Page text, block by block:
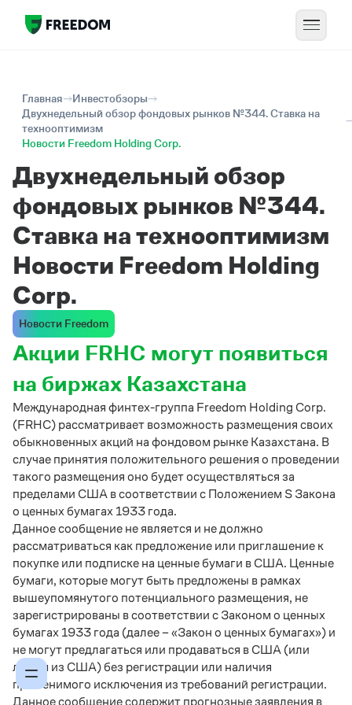
Главная
Инвестобзоры
Двухнедельный обзор фондовых рынков №344. Ставка на
технооптимизм
Новости Freedom Holding Corp.
Двухнедельный обзор
фондовых рынков №344.
Ставка на технооптимизм
Новости Freedom Holding
Corp.
Новости Freedom
Акции FRHC могут появиться
на биржах Казахстана
Международная финтех-группа Freedom Holding Corp.
(FRHC) рассматривает возможность размещения своих
обыкновенных акций на фондовом рынке Казахстана. В
случае принятия положительного решения о проведении
такого размещения оно будет осуществляться за
пределами США в соответствии с Положением S Закона
о ценных бумагах 1933 года.
Данное сообщение не является и не должно
рассматриваться как предложение или приглашение к
покупке или подписке на ценные бумаги в США. Ценные
бумаги, которые могут быть предложены в рамках
вышеупомянутого потенциального размещения, не
зарегистрированы в соответствии с Законом о ценных
бумагах 1933 года (далее – «Закон о ценных бумагах») и
не могут предлагаться или продаваться в США (или
лицам из США) без регистрации или наличия
применимого исключения из требований регистрации.
Данное сообщение содержит прогнозные заявления в